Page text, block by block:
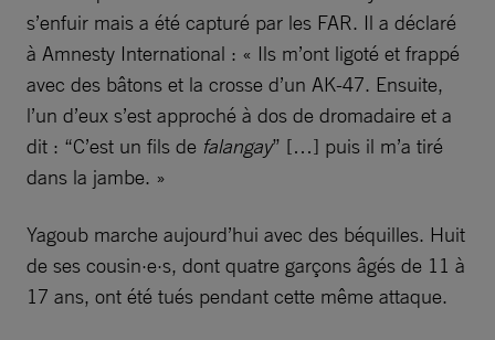
s’enfuir mais a été capturé par les FAR. Il a déclaré
à Amnesty International : « Ils m’ont ligoté et frappé
avec des bâtons et la crosse d’un AK-47. Ensuite,
l’un d’eux s’est approché à dos de dromadaire et a
dit : “C’est un fils de falangay” […] puis il m’a tiré
dans la jambe. »
Yagoub marche aujourd’hui avec des béquilles. Huit
de ses cousin·e·s, dont quatre garçons âgés de 11 à
17 ans, ont été tués pendant cette même attaque.